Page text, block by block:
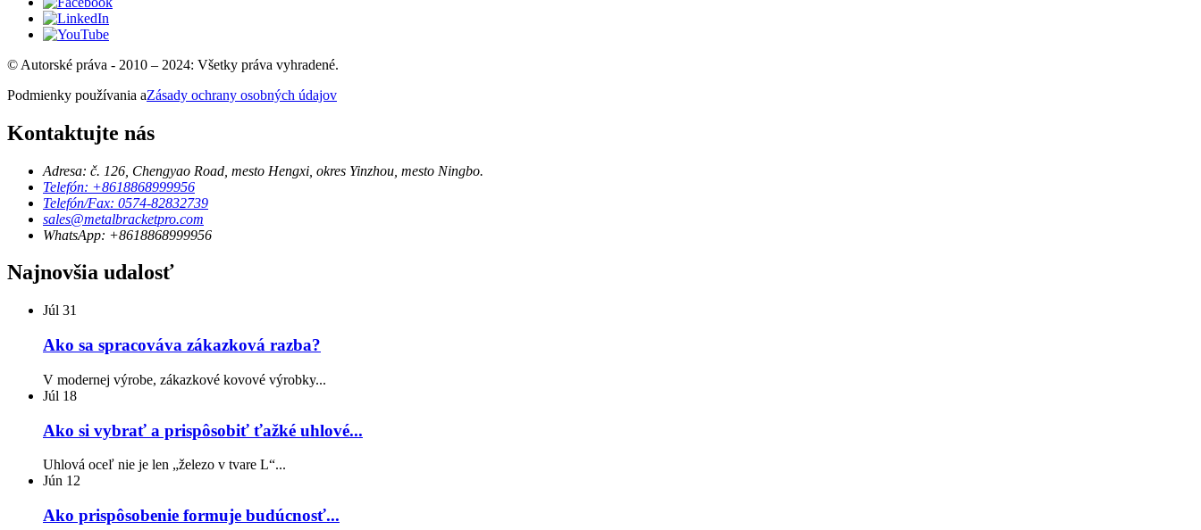
© Autorské práva - 2010 – 2024: Všetky práva vyhradené.
Podmienky používania aZásady ochrany osobných údajov
Kontaktujte nás
Adresa: č. 126, Chengyao Road, mesto Hengxi, okres Yinzhou, mesto Ningbo.
Telefón: +8618868999956
Telefón/Fax: 0574-82832739
sales@metalbracketpro.com
WhatsApp: +8618868999956
Najnovšia udalosť
Júl 31
Ako sa spracováva zákazková razba?
V modernej výrobe, zákazkové kovové výrobky...
Júl 18
Ako si vybrať a prispôsobiť ťažké uhlové...
Uhlová oceľ nie je len „železo v tvare L“...
Jún 12
Ako prispôsobenie formuje budúcnosť...